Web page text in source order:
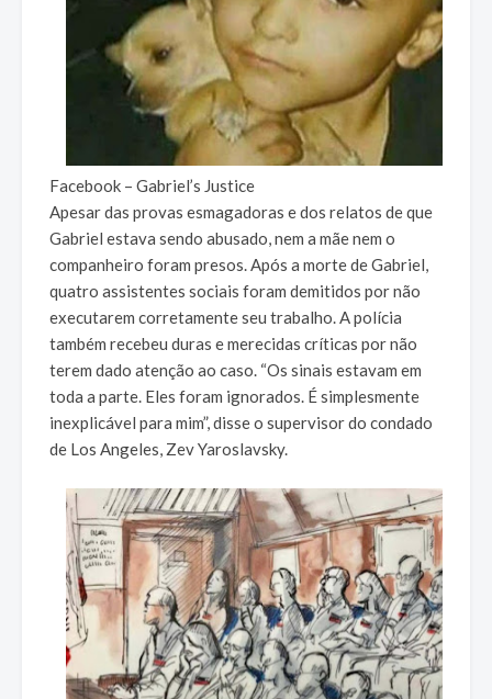
Facebook – Gabriel’s Justice
Apesar das provas esmagadoras e dos relatos de que
Gabriel estava sendo abusado, nem a mãe nem o
companheiro foram presos. Após a morte de Gabriel,
quatro assistentes sociais foram demitidos por não
executarem corretamente seu trabalho. A polícia
também recebeu duras e merecidas críticas por não
terem dado atenção ao caso. “Os sinais estavam em
toda a parte. Eles foram ignorados. É simplesmente
inexplicável para mim”, disse o supervisor do condado
de Los Angeles, Zev Yaroslavsky.